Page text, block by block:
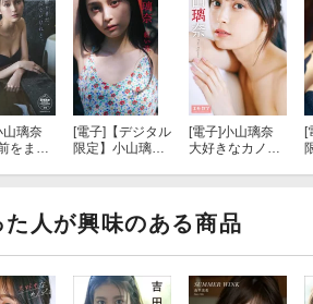
山璃奈
をま
01
[電子] 【デジタル
限定】小山璃奈
[電子]小山璃奈
大好きなカノジ
[
人が興味のある商品